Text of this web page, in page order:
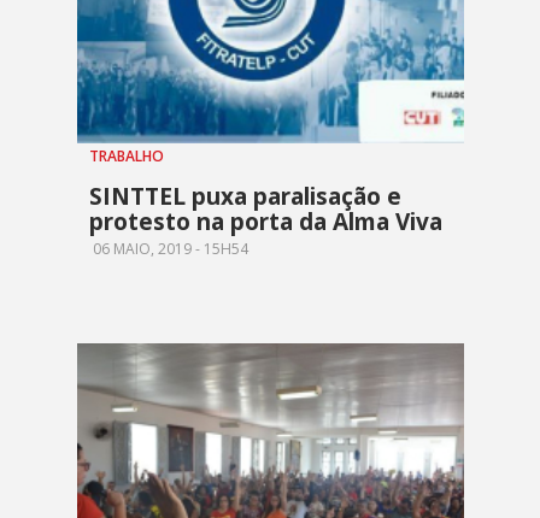
TRABALHO
SINTTEL puxa paralisação e
protesto na porta da Alma Viva
06 MAIO, 2019 - 15H54